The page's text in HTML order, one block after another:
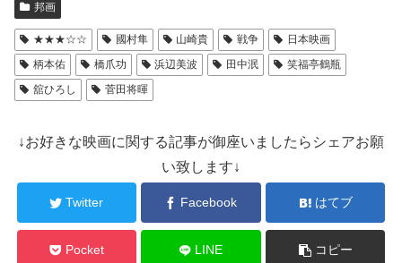
邦画
★★★☆☆ 國村隼 山崎貴 戦争
日本映画
柄本佑
橋爪功 浜辺美波 田中泯
笑福亭鶴瓶
舘ひろし
菅田将暉
↓お好きな映画に関する記事が御座いましたらシェアお願
い致します↓
Twitter Facebook はてブ
Pocket LINE コピー